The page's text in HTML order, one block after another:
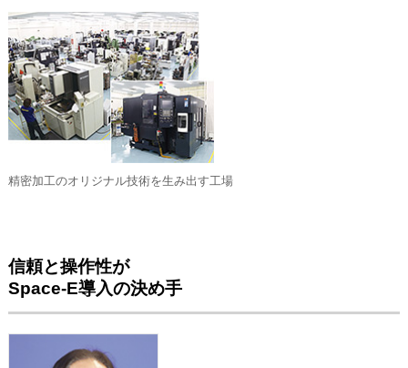
精密加工のオリジナル技術を生み出す工場
信頼と操作性が
Space-E導入の決め手